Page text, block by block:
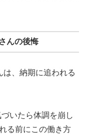
んの後悔
は、納期に追われる
いたら体調を崩し
る前にこの働き方